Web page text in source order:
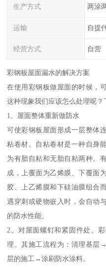
生产方式 两涂
运输 自提
经营方式 自营
彩钢板屋面漏水的解决方案
在使用彩钢板做屋面的时候，
这种现象我们应该怎么处理呢？
1、屋面整体重新做防水
可使彩钢板屋面形成一层整体
粘卷材。自粘卷材是一种自身
为有胎自粘和无胎自粘两种。
成，上覆面为乙烯膜、下覆面
胶、上乙烯膜和下硅油膜组合
遇穿刺或硬物嵌入时，会自动
的防水性能。
2、对屋面螺钉和紧固件处、
理。其施工流程为：清理基层
层的施工→涂刷防水涂料。